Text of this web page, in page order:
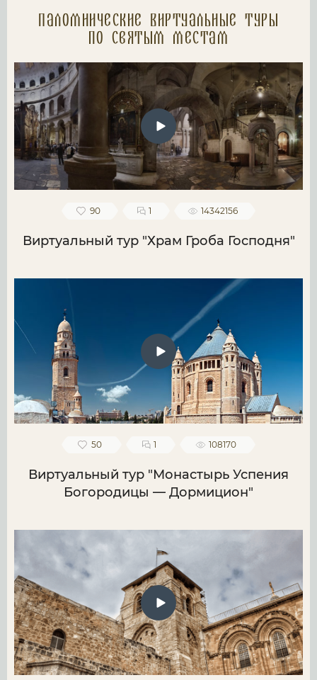
Паломнические Виртуальные туры
по святым местам
90 1 14342156
Виртуальный тур "Храм Гроба Господня"
50 1 108170
Виртуальный тур "Монастырь Успения
Богородицы — Дормицион"